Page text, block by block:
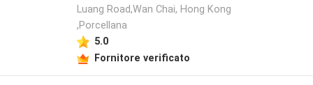
Luang Road,Wan Chai, Hong Kong
,Porcellana
5.0
Fornitore verificato